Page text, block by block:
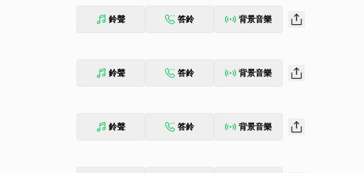
鈴聲 答鈴 背景音樂
鈴聲 答鈴 背景音樂
鈴聲 答鈴 背景音樂